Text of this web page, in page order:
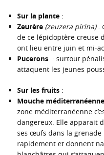
Sur la plante :
Zeurère (zeuzera pirina):
de ce lépidoptère creuse
ont lieu entre juin et mi-
Pucerons : surtout
attaquent les jeunes
Sur les fruits :
Mouche méditerranéenne
zone méditerranéenne
dangereux. Elle apparait
ses œufs dans la
rapidement et donnent